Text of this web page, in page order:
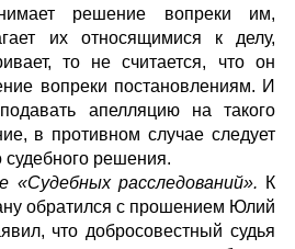
решение вопреки им,
их относящимися к делу,
то не считается, что он
вопреки постановлениям. И
апелляцию на такого
в противном случае следует
судебного решения.
«Судебных расследований». К
обратился с прошением Юлий
что добросовестный судья